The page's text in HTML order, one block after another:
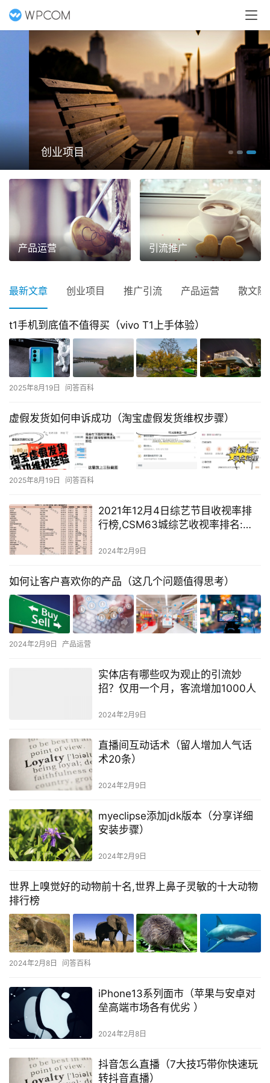
创业项目
产品运营 引流推广
最新文章 创业项目 推广引流 产品运营 散文随
t1手机到底值不值得买（vivo T1上手体验）
2025年8月19日 问答百科
虚假发货如何申诉成功（淘宝虚假发货维权步骤）
2025年8月19日 问答百科
2021年12月4日综艺节目收视率排
行榜,CSM63城综艺收视率排名:非
2024年2月9日
如何让客户喜欢你的产品（这几个问题值得思考）
2024年2月9日 产品运营
实体店有哪些叹为观止的引流妙
招？仅用一个月，客流增加1000人
2024年2月9日
直播间互动话术（留人增加人气话
术20条）
2024年2月9日
myeclipse添加jdk版本（分享详细
安装步骤）
2024年2月9日
世界上嗅觉好的动物前十名,世界上鼻子灵敏的十大动物
排行榜
2024年2月8日 问答百科
iPhone13系列面市（苹果与安卓对
垒高端市场各有优劣 ）
2024年2月8日
抖音怎么直播（7大技巧带你快速玩
转抖音直播）